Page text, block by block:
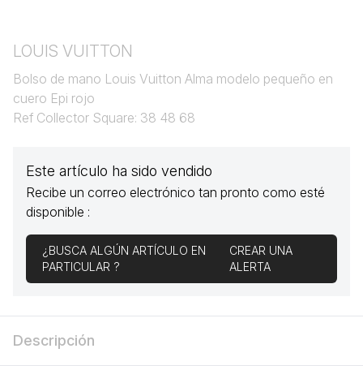
LOUIS VUITTON
Bolso de mano Louis Vuitton Alma modelo pequeño en
cuero Epi rojo
Ref Collector Square: 38 48 68
Este artículo ha sido vendido
Recibe un correo electrónico tan pronto como esté
disponible :
¿BUSCA ALGÚN ARTÍCULO EN
PARTICULAR ?
CREAR UNA
ALERTA
Descripción